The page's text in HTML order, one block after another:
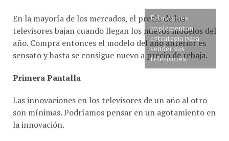
implementan
estrategia para
vender sus
televisores.
En la mayoría de los mercados, el precio de los
televisores bajan cuando llegan los nuevos modelos del
año. Compra entonces el modelo del año anterior es
sensato y hasta se consigue nuevo a precio de rebaja.
son mínimas. Podríamos pensar en un agotamiento en
la innovación.